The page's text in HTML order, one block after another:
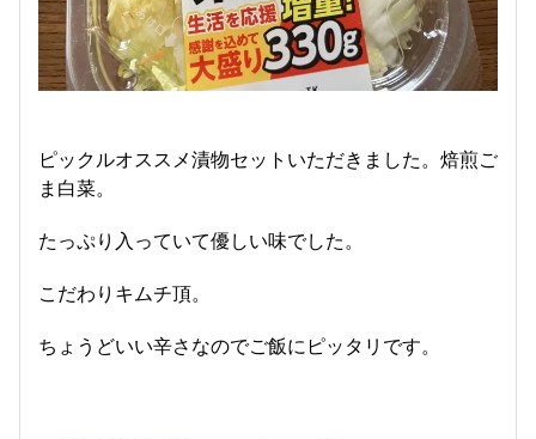
ピックルオススメ漬物セットいただきました。焙煎ご
ま白菜。
たっぷり入っていて優しい味でした。
こだわりキムチ頂。
ちょうどいい辛さなのでご飯にピッタリです。